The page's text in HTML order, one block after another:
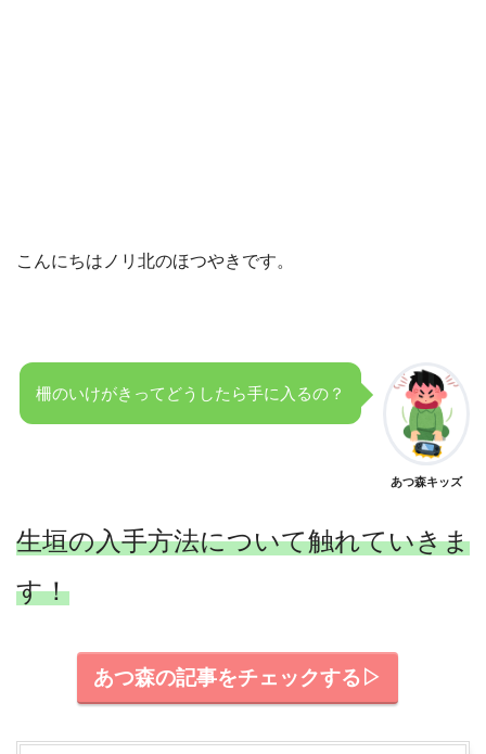
こんにちはノリ北のほつやきです。
柵のいけがきってどうしたら手に入るの？
あつ森キッズ
生垣の入手方法について触れていきま
す！
あつ森の記事をチェックする▷